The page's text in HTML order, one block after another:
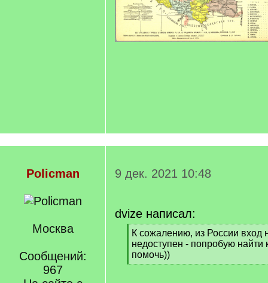
Policman
Москва
Сообщений:
967
9 дек. 2021 10:48
dvize написал:
[
q
]
К сожалению, из России вход
недоступен - попробую найти
помочь))
[